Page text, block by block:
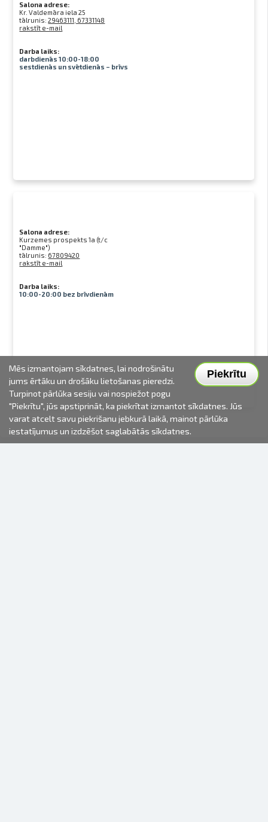
Salona adrese:
Kr. Valdemāra iela 25
tālrunis:29463111, 67331148
rakstīt e-mail
Darba laiks:
darbdienās 10:00-18:00
sestdienās un svētdienās – brīvs
Salona adrese:
Kurzemes prospekts 1a (t/c
"Damme")
tālrunis: 67809420
rakstīt e-mail
Darba laiks:
10:00-20:00 bez brīvdienām
Piekrītu
Mēs izmantojam sīkdatnes, lai nodrošinātu
jums ērtāku un drošāku lietošanas pieredzi.
Turpinot pārlūka sesiju vai nospiežot pogu
"Piekrītu", jūs apstiprināt, ka piekrītat izmantot sīkdatnes. Jūs
varat atcelt savu piekrišanu jebkurā laikā, mainot pārlūka
iestatījumus un izdzēšot saglabātās sīkdatnes.